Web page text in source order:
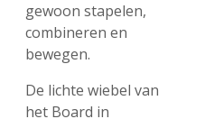
gewoon stapelen,
combineren en
bewegen.
De lichte wiebel van
het Board in